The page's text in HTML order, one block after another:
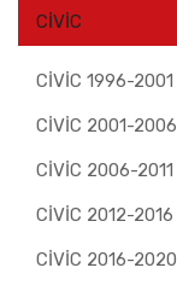
CİVİC
CİVİC 1996-2001
CİVİC 2001-2006
CİVİC 2006-2011
CİVİC 2012-2016
CİVİC 2016-2020